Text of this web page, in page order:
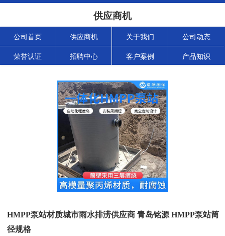
供应商机
公司首页 供应商机 关于我们 公司动态
荣誉认证 招聘中心 客户案例 产品知识
HMPP泵站材质城市雨水排涝供应商 青岛铭源 HMPP泵站筒
径规格